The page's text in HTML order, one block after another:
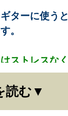
スにとって重
。
です。ベー
ティブでは
持ち良い音で
ターに使う
。
ストレスな
読む